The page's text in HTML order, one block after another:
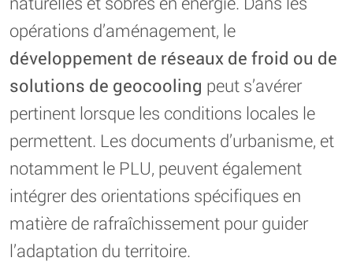
opérations d’aménagement, le
développement de réseaux de froid ou de
solutions de geocooling peut s’avérer
pertinent lorsque les conditions locales le
permettent. Les documents d’urbanisme, et
notamment le PLU, peuvent également
intégrer des orientations spécifiques en
matière de rafraîchissement pour guider
l’adaptation du territoire.